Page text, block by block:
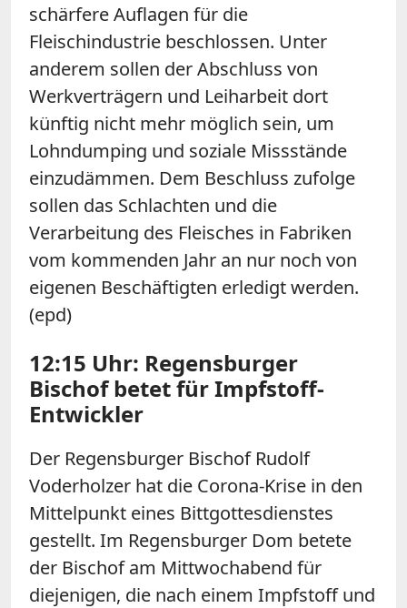
schärfere Auflagen für die
Fleischindustrie beschlossen. Unter
anderem sollen der Abschluss von
Werkverträgern und Leiharbeit dort
künftig nicht mehr möglich sein, um
Lohndumping und soziale Missstände
einzudämmen. Dem Beschluss zufolge
sollen das Schlachten und die
Verarbeitung des Fleisches in Fabriken
vom kommenden Jahr an nur noch von
eigenen Beschäftigten erledigt werden.
(epd)
12:15 Uhr: Regensburger
Bischof betet für Impfstoff-
Entwickler
Der Regensburger Bischof Rudolf
Voderholzer hat die Corona-Krise in den
Mittelpunkt eines Bittgottesdienstes
gestellt. Im Regensburger Dom betete
der Bischof am Mittwochabend für
diejenigen, die nach einem Impfstoff und